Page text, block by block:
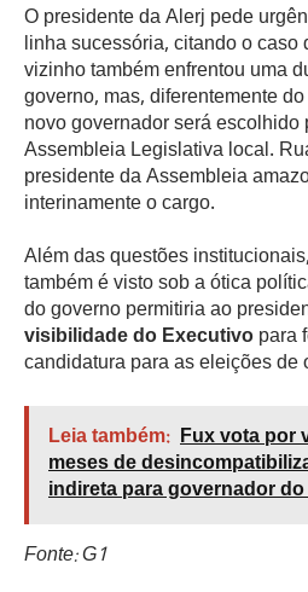
O presidente da Alerj pede
linha sucessória, citando o caso
vizinho também enfrentou uma
governo, mas, diferentemente
novo governador será
Assembleia Legislativa local.
presidente da Assembleia
interinamente o cargo.
Além das questões
também é visto sob a ótica
do governo permitiria ao
visibilidade do Executivopara
candidatura para as eleições de
Leia também: Fux vota por
meses de
indireta para governador
Fonte: G1